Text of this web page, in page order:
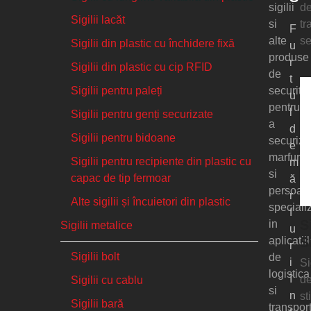
Sigilii lacăt
Sigilii din plastic cu închidere fixă
Sigilii din plastic cu cip RFID
Sigilii pentru paleți
Sigilii pentru genți securizate
Sigilii pentru bidoane
Sigilii pentru recipiente din plastic cu
capac de tip fermoar
Alte sigilii și încuietori din plastic
Sigilii metalice
Sigilii bolt
Sigilii cu cablu
Sigilii bară
sigilii
si
alte
produse
de
securitate
pentru
a
securiza
marfuri
si
in
de
logistica
si
F
u
r
t
u
l
d
e
m
ă
r
f
u
r
i
î
n